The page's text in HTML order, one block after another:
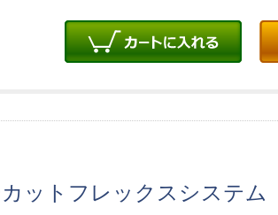
ットフレックスシステ